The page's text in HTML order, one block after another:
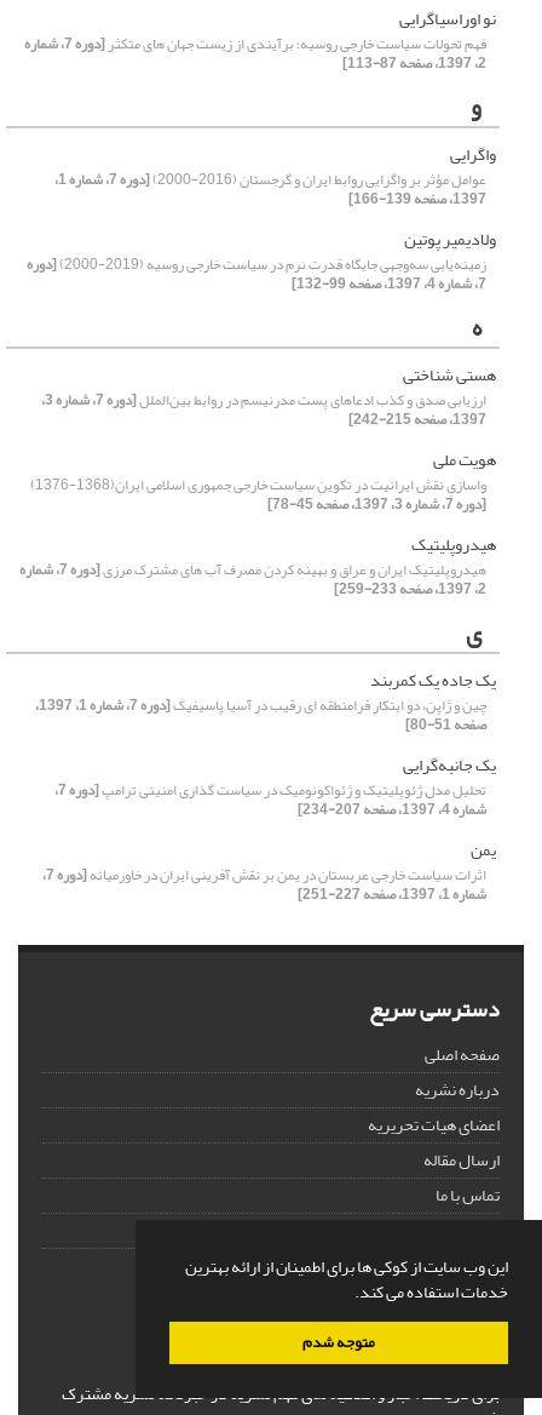
این وب سایت از کوکی ها برای اطمینان از ارائه بهترین
خدمات استفاده می کند.
متوجه شدم
نو‎ ‎اوراسیاگرایی
فهم تحولات سیاست خارجی روسیه؛ برآیندی از زیست جهان های متکثر [دوره 7، شماره
2، 1397، صفحه 87-113]
و
واگرایی
عوامل مؤثر بر واگرایی روابط ایران و گرجستان (2016-2000) [دوره 7، شماره 1،
1397، صفحه 139-166]
ولادیمیر پوتین
زمینه‌یابی سه‌وجهیِ جایگاه قدرت نرم در سیاست خارجی روسیه ‏(2000-2019)‏ [دوره
7، شماره 4، 1397، صفحه 99-132]
ه
هستی شناختی
ارزیابی صدق و کذب ادعاهای پست مدرنیسم در روابط بین‌الملل [دوره 7، شماره 3،
1397، صفحه 215-242]
هویت ملی
واسازیِ نقش ایرانیت در تکوینِ سیاست خارجی جمهوری اسلامی ایران(1368-1376)‏
[دوره 7، شماره 3، 1397، صفحه 45-78]
هیدروپلیتیک
هیدروپلیتیک ایران و عراق ‏و بهینه کردن مصرف آب های مشترک مرزی [دوره 7، شماره
2، 1397، صفحه 233-259]
ی
یک جاده یک کمربند
چین و ژاپن، دو ابتکار فرامنطقه ای رقیب در آسیا پاسیفیک [دوره 7، شماره 1، 1397،
صفحه 51-80]
یک جانبه‌گرایی
تحلیل مدل ژئوپلیتیک و ژئواکونومیک در سیاست گذاری امنیتی ترامپ [دوره 7،
شماره 4، 1397، صفحه 207-234]
یمن
اثرات سیاست خارجی عربستان در یمن بر نقش آفرینی ایران در خاورمیانه [دوره 7،
شماره 1، 1397، صفحه 227-251]
دسترسی سریع
صفحه اصلی
درباره نشریه
اعضای هیات تحریریه
ارسال مقاله
تماس با ما
آخرین اخبار
اشتراک خبرنامه
برای دریافت اخبار و اطلاعیه های مهم نشریه در خبرنامه نشریه مشترک